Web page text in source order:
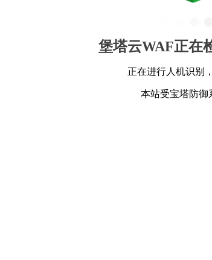
堡塔云WAF正在
正在进行人机识别
本站受宝塔防御